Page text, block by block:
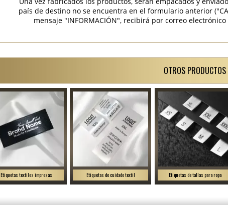
país de destino no se encuentra en el formulario anterior
mensaje "INFORMACIÓN", recibirá por correo
OTROS
Etiquetas textiles impresas Etiquetas de cuidado textil Etiquetas de tallas para ropa